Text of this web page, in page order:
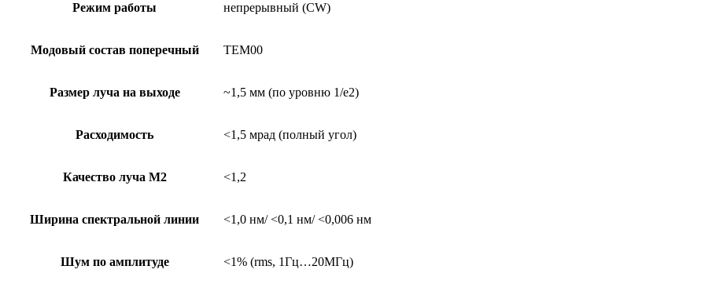
Режим работы непрерывный (CW)
Модовый состав поперечный TEM00
Размер луча на выходе ~1,5 мм (по уровню 1/e2)
Расходимость <1,5 мрад (полный угол)
Качество луча М2 <1,2
Ширина спектральной линии <1,0 нм/ <0,1 нм/ <0,006 нм
Шум по амплитуде <1% (rms, 1Гц…20МГц)